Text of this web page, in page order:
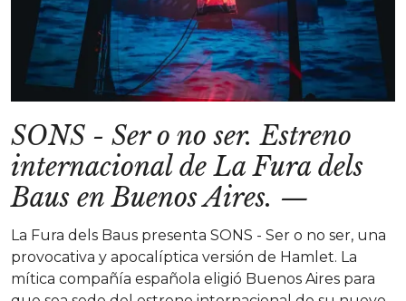
SONS - Ser o no ser. Estreno
internacional de La Fura dels
Baus en Buenos Aires. —
La Fura dels Baus presenta SONS - Ser o no ser, una
provocativa y apocalíptica versión de Hamlet. La
mítica compañía española eligió Buenos Aires para